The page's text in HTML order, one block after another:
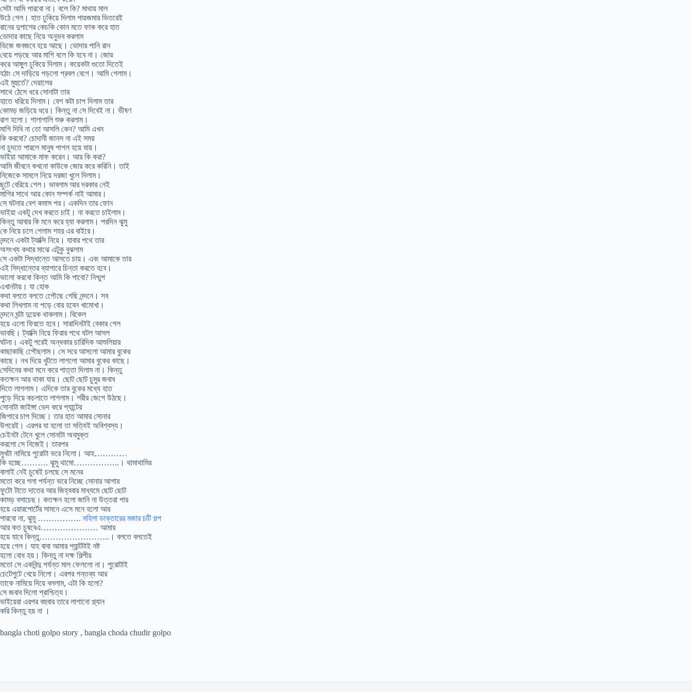
সেটা আমি পারবো না। বলে কি? মাথায় মাল
উঠে গেল। হাত ঢুকিয়ে দিলাম পায়জমার ভিতরেই
রানের দুপাশের কেচকি কোন মতে ফাক করে হাত
ভোদার কাছে নিয়ে অনুভব করলাম
ভিজে জবজবে হয়ে আছে। ভোদার পানি রান
বেয়ে পড়ছে আর মাগি বলে কি হবে না। জোর
করে আঙ্গুল ঢুকিয়ে দিলাম। কয়েকটা গুতো দিতেই
হঠাং সে দাড়িয়ে পড়লো প্রবল বেগে। আমি গেলাম।
এই মুহুর্তে? দেয়ালের
সাথে ঠেসে ধরে সোনাটা তার
হাতে ধরিয়ে দিলাম। বেশ কটা চাপ দিলাম তার
কোমড় জড়িয়ে ধরে। কিন্তু না সে দিবেই না। ভীষণ
রাগ হলো। গালাগালি শুরু করলাম।
মাগি দিবি না তো আসলি কেন? আমি এখন
কি করবো? চোদানী জানস না এই সময়
না চুদতে পারলে মানুষ পাগল হয়ে যায়।
ভাইয়া আমাকে মাফ করেন। আর কি করা?
আমি জীবনে কখনো কাউকে জোর করে করিনি। তাই
নিজেকে সামলে নিয়ে দরজা খুলে দিলাম।
ছুটে বেরিয়ে গেল। ভাবলাম আর দরকার নেই
মাগির সাথে আর কোন সম্পর্ক নাই আমার।
সে ঘটনার বেশ কমাস পর। একদিন তার ফোন
ভাইয়া একটু দেখ করতে চাই। না করতে চাইলাম।
কিন্তু আবার কি মনে করে হ্যা করলাম। পরদিন ঝুমু
কে নিয়ে চলে গেলাম শহর এর বাইরে।
নন্দনে একটা ট্যাক্সি নিয়ে। যাবার পথে তার
অসংখ্য কথার মাঝে এটুকু বুঝলাম
সে একটা সিদ্ধান্তে আসতে চায়। এবং আমাকে তার
এই সিদ্ধান্তের ব্যাপারে চিন্তা করতে হবে।
ভালো করবো কিন্ত আমি কি পাবো? নিশ্চুপ
এখানটায়। যা হোক
কথা বলতে বলতে পেৌছে গেছি নন্দনে। সব
কথা লিখলাম না পড়ে বোর হবেন খামোখা।
নন্দনে ঘন্টা দুয়েক থাকলাম। বিকেল
হয়ে এলো ফিরতে হবে। সারাদিনটাই বেকার গেল
ভাবছি। ট্যাক্সি নিয়ে ফিরার পথে ঘটল আসল
ঘটনা। একটু পরেই অন্ধকার চারিদিক আশুলিয়ার
কাছাকাছি পেৌছলাম। সে সরে আসলো আমার বুকের
কাছে। নখ দিয়ে খুটতে লাগলো আমার বুকের কাছে।
সেদিনের কথা মনে করে পাত্তা দিলাম না। কিন্তু
কতক্ষন আর থাকা যায়। ছোট ছোট চুমুর জবাব
দিতে লাগলাম। এদিকে তার বুকের মধ্যে হাত
পুড়ে দিয়ে কচলাতে লাগলাম। শরীর জেগে উঠছে।
সোনাটা জাইঙ্গা ভেদ করে প্যান্টের
জিপারে চাপ দিচ্ছে। তার হাত আমার সোনার
উপরেই। এরপর যা হলো তা সত্যিই অবিশ্বস্য।
চেইনটা টেনে খুলে সোনাটা অবমুক্ত
করলো সে নিজেই। তারপর
মুখটা নামিয়ে পুরোটা ভরে নিলো। আহ…………
কি হচ্ছে………. ঝুমু থামো……………..। থামাথামির
বালাই নেই চুষেই চলছে সে মনের
মতো করে গলা পর্যন্ত ভরে নিচ্ছে সোনার আগার
ফুটো টাতে দাতের আর জিহ্ববার মাধ্যমে ছোট ছোট
কামড় বসাচেছ। কতক্ষন হলো জানি না উত্তরা পার
হয়ে এয়ারপোর্টের সামনে এসে মনে হলো আর
পারবো না, ঝুমু ……………. মহিলা ডাক্তারের মজার চটি গল্প
আর কত চুষবেএ………………… আমার
হয়ে যাবে কিন্তু……………………..। বলতে বলতেই
হয়ে গেল। যাহ বাবা আমার প্যান্টটাই নষ্ট
হলো বোধ হয়। কিন্তু না দক্ষ শিল্পীর
মতো সে একবিন্দু পর্যন্ত মাল ফেললো না। পুরোটাই
চেটেপুটে খেয়ে নিলো। এরপর গন্তব্য আর
তাকে নামিয়ে দিয়ে বললাম, এটা কি হলো?
সে জবাব দিলো প্রাশ্চিত্য।
ভাইয়েরা এরপর বহুবার তারে লাগানো প্ল্যান
করি কিন্তু হয় না ।
bangla choti golpo story , bangla choda chudir golpo